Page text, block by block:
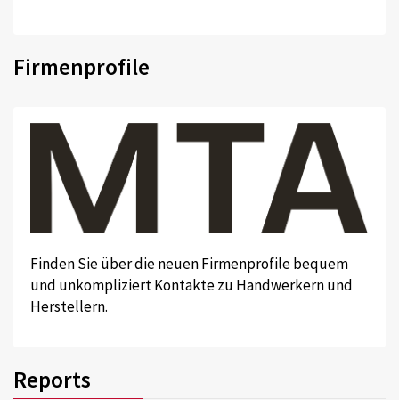
Firmenprofile
Finden Sie über die neuen Firmenprofile bequem
und unkompliziert Kontakte zu Handwerkern und
Herstellern.
Reports